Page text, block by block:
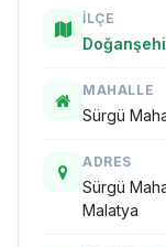
İLÇE
MAHALLE
Sürgü
ADRES
Sürgü
Malatya